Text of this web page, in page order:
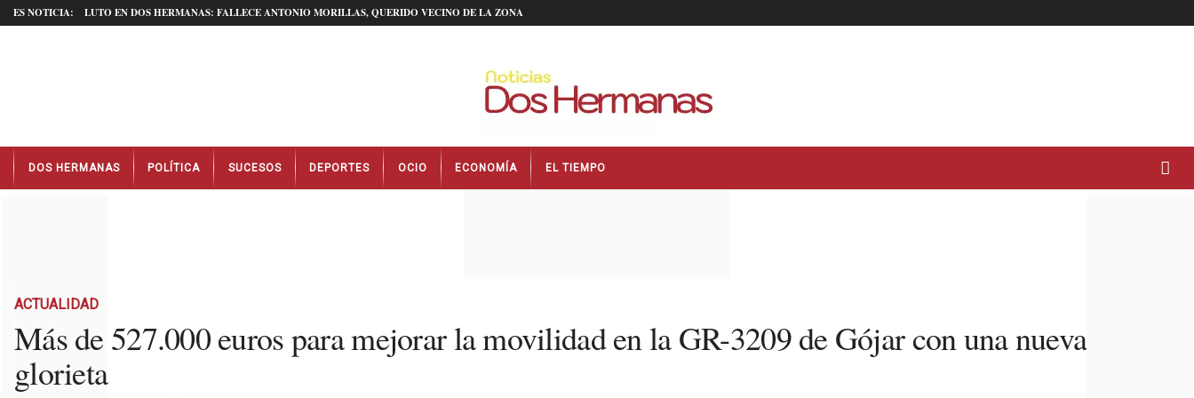
ES NOTICIA: LUTO EN DOS HERMANAS: FALLECE ANTONIO MORILLAS, QUERIDO VECINO DE LA ZONA
t
DOS HERMANAS POLÍTICA SUCESOS DEPORTES OCIO ECONOMÍA EL TIEMPO
ACTUALIDAD
Más de 527.000 euros para mejorar la movilidad en la GR-3209 de Gójar con una nueva
glorieta